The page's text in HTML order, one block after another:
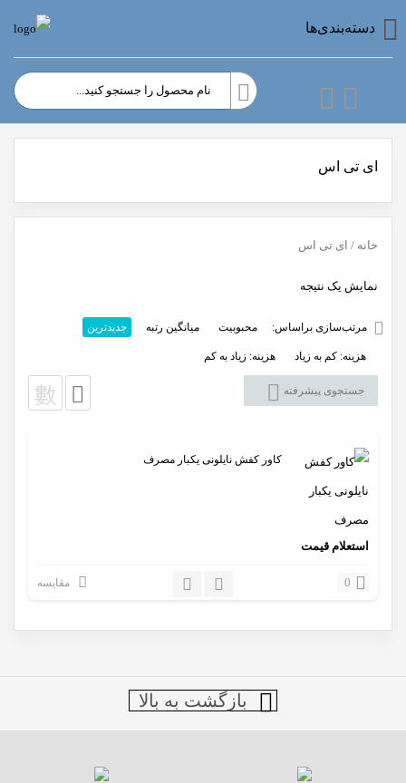
دسته‌بندی‌ها
ای تی اس
خانه / ای تی اس
نمایش یک نتیجه
مرتب‌سازی براساس: محبوبیت میانگین رتبه جدیدترین
هزینه: کم به زیاد هزینه: زیاد به کم
جستجوی پیشرفته
کاور کفش نایلونی یکبار مصرف
استعلام قیمت
0 مقایسه
بازگشت به بالا